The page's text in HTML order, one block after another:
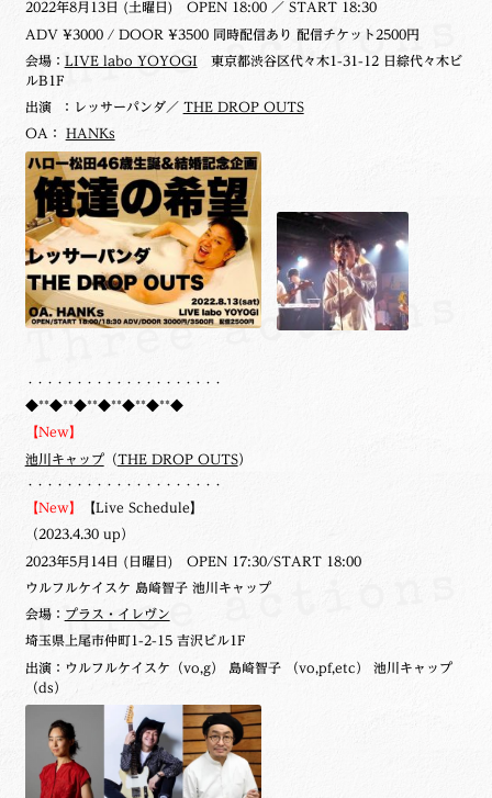
2022年8月13日 (土曜日) OPEN 18:00 ／ START 18:30
ADV ¥3000 / DOOR ¥3500 同時配信あり 配信チケット2500円
会場： LIVE labo YOYOGI 東京都渋谷区代々木1-31-12 日綜代々木ビ
ルB1F
出演 ：レッサーパンダ／ THE DROP OUTS
OA： HANKs
・・・・・・・・・・・・・・・・・・・・
◆**◆**◆**◆**◆**◆**◆
【New】
池川キャップ（THE DROP OUTS）
・・・・・・・・・・・・・・・・・・・・
【New】 【Live Schedule】
（2023.4.30 up）
2023年5月14日 (日曜日) OPEN 17:30/START 18:00
ウルフルケイスケ 島崎智子 池川キャップ
会場： プラス・イレヴン
埼玉県上尾市仲町1-2-15 吉沢ビル1F
出演：ウルフルケイスケ（vo,g） 島崎智子 （vo,pf,etc） 池川キャップ
（ds）